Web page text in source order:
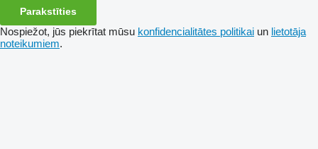
Parakstīties
Nospiežot, jūs piekrītat mūsu konfidencialitātes politikai un lietotāja
noteikumiem.